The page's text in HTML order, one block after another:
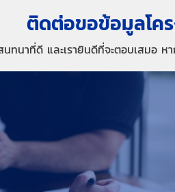
ติดต่อขอข้อมูลโค
ทนาที่ดี และเรายินดีที่จะตอบเสมอ